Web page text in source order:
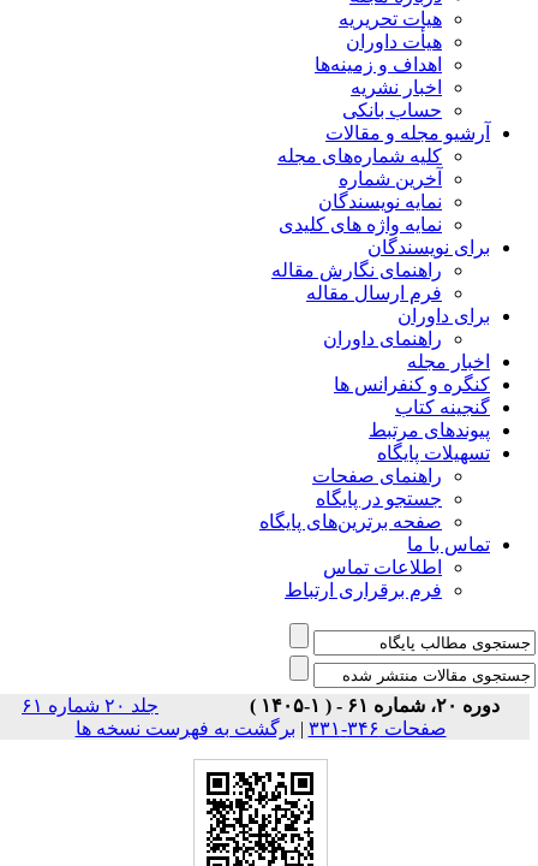
هیات تحریریه
هیأت داوران
اهداف و زمینه‌ها
اخبار نشریه
حساب بانکی
آرشیو مجله و مقالات
کلیه شماره‌های مجله
آخرین شماره
نمایه نویسندگان
نمایه واژه های کلیدی
برای نویسندگان
راهنمای نگارش مقاله
فرم ارسال مقاله
برای داوران
راهنمای داوران
اخبار مجله
کنگره و کنفرانس ها
گنجینه کتاب
پیوندهای مرتبط
تسهیلات پایگاه
راهنمای صفحات
جستجو در پایگاه
صفحه برترین‌های پایگاه
تماس با ما
اطلاعات تماس
فرم برقراری ارتباط
دوره ۲۰، شماره ۶۱ - ( ۱-۱۴۰۵ )
جلد ۲۰ شماره ۶۱
صفحات ۳۴۶-۳۳۱
|برگشت به فهرست نسخه ها